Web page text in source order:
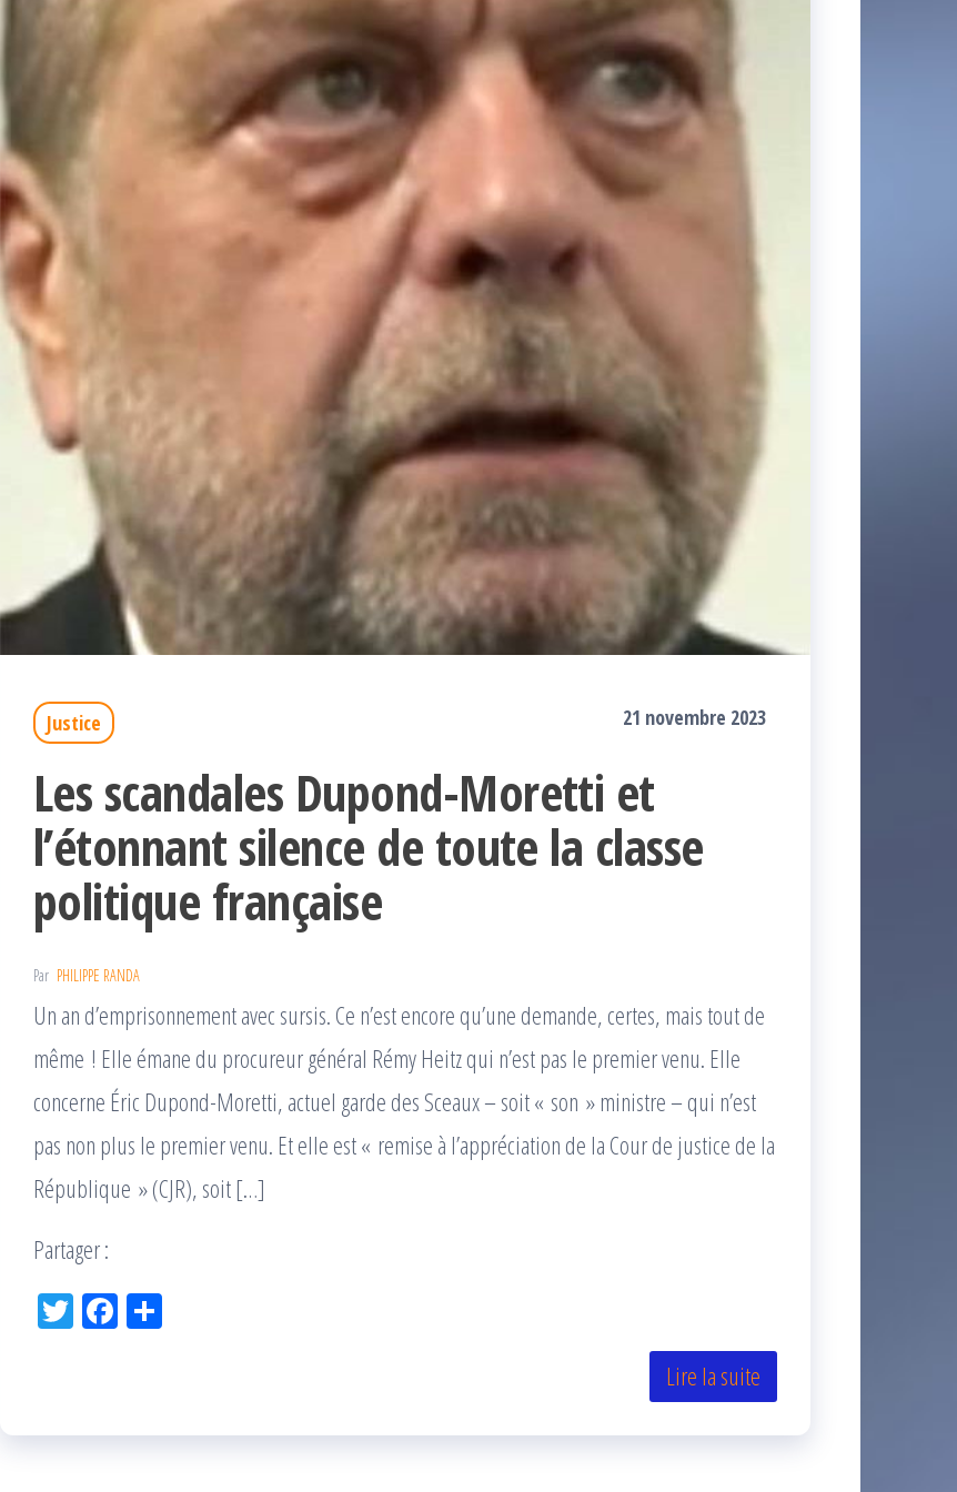
Justice 21 novembre 2023
Les scandales Dupond-Moretti et
l’étonnant silence de toute la classe
politique française
Par PHILIPPE RANDA
Un an d’emprisonnement avec sursis. Ce n’est encore qu’une demande, certes, mais tout de
même ! Elle émane du procureur général Rémy Heitz qui n’est pas le premier venu. Elle
concerne Éric Dupond-Moretti, actuel garde des Sceaux – soit « son » ministre – qui n’est
pas non plus le premier venu. Et elle est « remise à l’appréciation de la Cour de justice de la
République » (CJR), soit […]
Partager :
Tw Fac
Lire la suite